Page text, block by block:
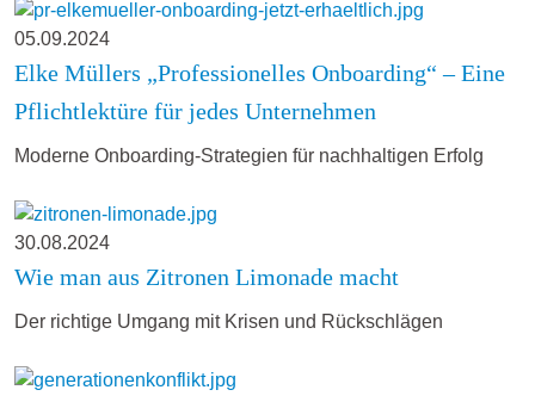
05.09.2024
Elke Müllers „Professionelles Onboarding“ – Eine
Pflichtlektüre für jedes Unternehmen
Moderne Onboarding-Strategien für nachhaltigen Erfolg
30.08.2024
Wie man aus Zitronen Limonade macht
Der richtige Umgang mit Krisen und Rückschlägen